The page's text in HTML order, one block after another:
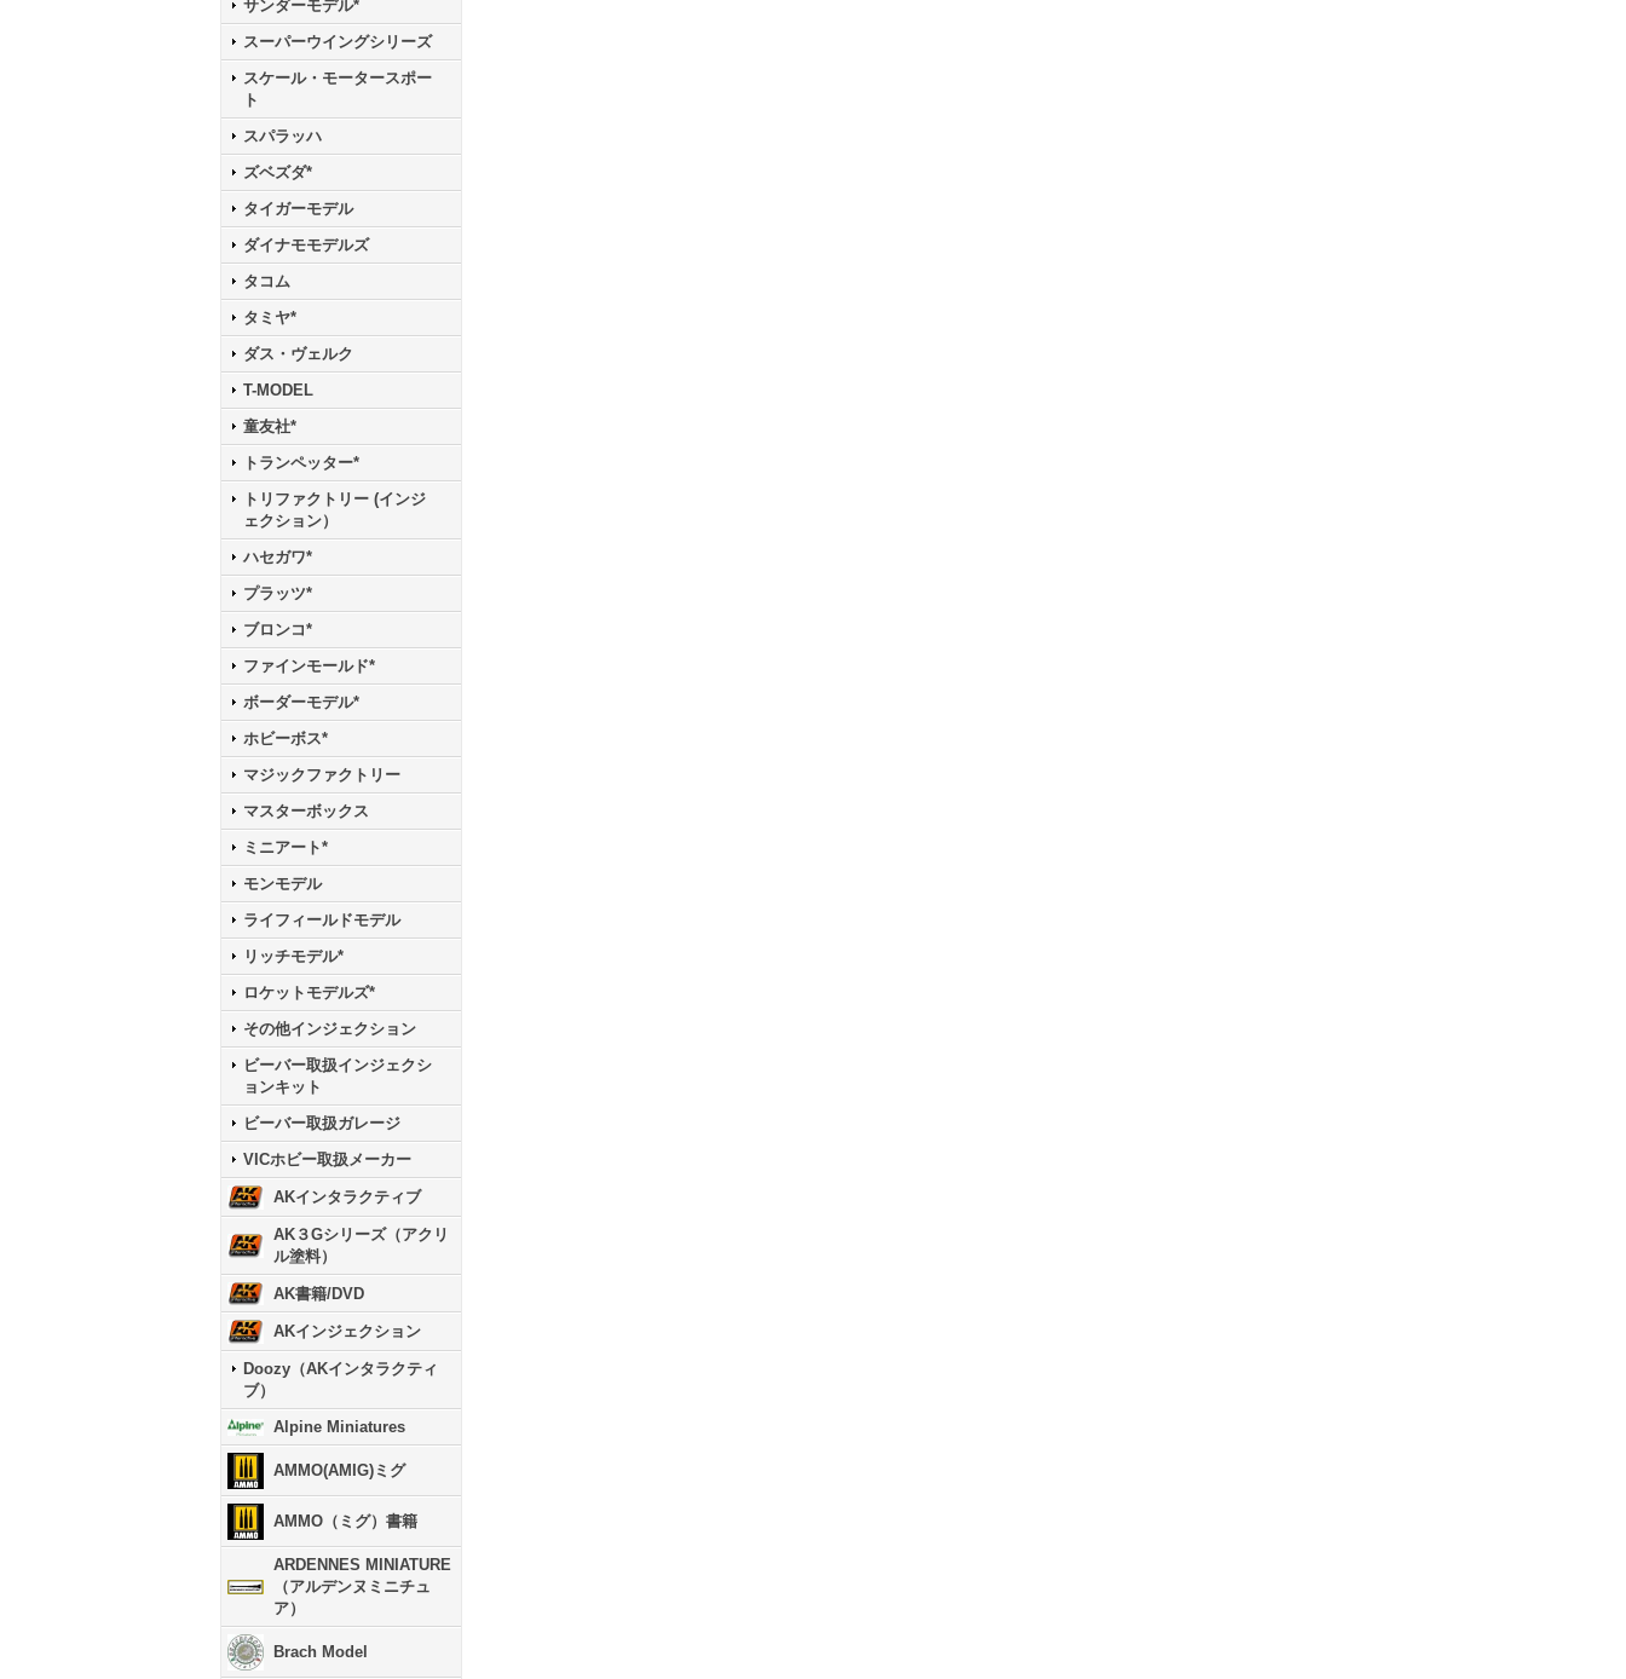
サンダーモデル*
スーパーウイングシリーズ
スケール・モータースポー
ト
スパラッハ
ズベズダ*
タイガーモデル
ダイナモモデルズ
タコム
タミヤ*
ダス・ヴェルク
T-MODEL
童友社*
トランペッター*
トリファクトリー (インジ
ェクション）
ハセガワ*
プラッツ*
ブロンコ*
ファインモールド*
ボーダーモデル*
ホビーボス*
マジックファクトリー
マスターボックス
ミニアート*
モンモデル
ライフィールドモデル
リッチモデル*
ロケットモデルズ*
その他インジェクション
ビーバー取扱インジェクシ
ョンキット
ビーバー取扱ガレージ
VICホビー取扱メーカー
AKインタラクティブ
AK３Gシリーズ（アクリ
ル塗料）
AK書籍/DVD
AKインジェクション
Doozy（AKインタラクティ
ブ）
Alpine Miniatures
AMMO(AMIG)ミグ
AMMO（ミグ）書籍
ARDENNES MINIATURE
（アルデンヌミニチュ
ア）
Brach Model